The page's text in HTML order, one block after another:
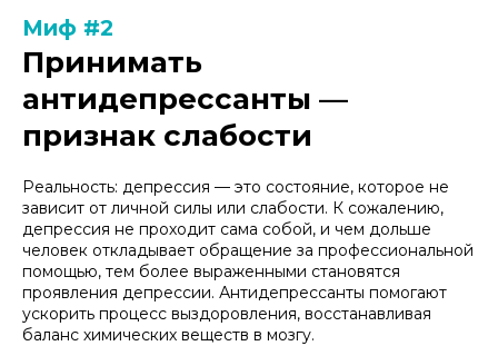
Миф #2
Принимать
антидепрессанты —
признак слабости
Реальность: депрессия — это состояние, которое не
зависит от личной силы или слабости. К сожалению,
депрессия не проходит сама собой, и чем дольше
человек откладывает обращение за профессиональной
помощью, тем более выраженными становятся
проявления депрессии. Антидепрессанты помогают
ускорить процесс выздоровления, восстанавливая
баланс химических веществ в мозгу.